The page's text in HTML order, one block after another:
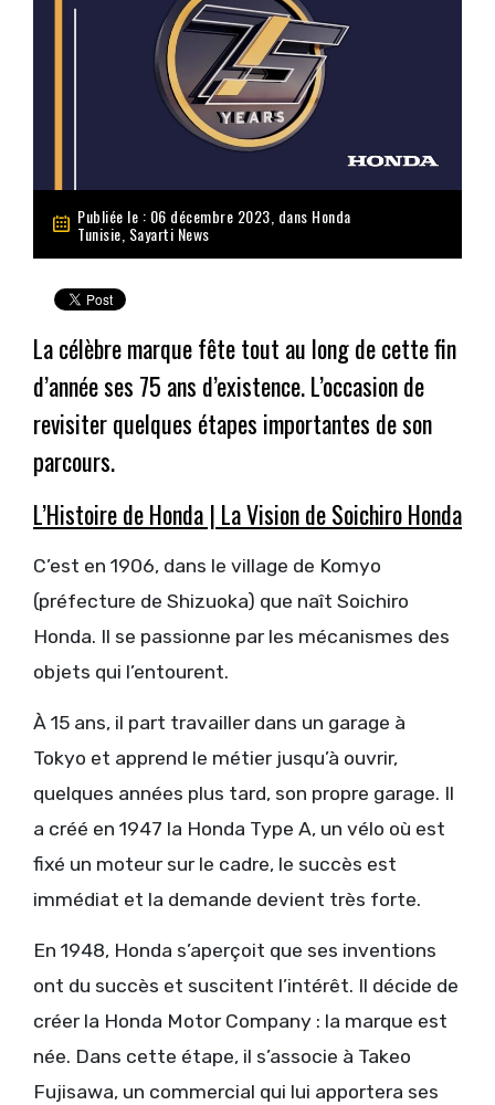
Publiée le : 06 décembre 2023, dans Honda
Tunisie Sayarti News
La célèbre marque fête tout au long de cette fin
d’année ses 75 ans d’existence. L’occasion de
revisiter quelques étapes importantes de son
parcours.
L’Histoire de Honda | La Vision de Soichiro Honda
C’est en 1906, dans le village de Komyo
(préfecture de Shizuoka) que naît Soichiro
Honda. Il se passionne par les mécanismes des
objets qui l’entourent.
À 15 ans, il part travailler dans un garage à
Tokyo et apprend le métier jusqu’à ouvrir,
quelques années plus tard, son propre garage. Il
a créé en 1947 la Honda Type A, un vélo où est
fixé un moteur sur le cadre, le succès est
immédiat et la demande devient très forte.
En 1948, Honda s’aperçoit que ses inventions
ont du succès et suscitent l’intérêt. Il décide de
créer la Honda Motor Company : la marque est
née. Dans cette étape, il s’associe à Takeo
Fujisawa, un commercial qui lui apportera ses